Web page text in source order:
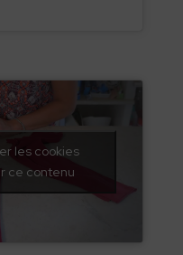
les cookies
ce contenu